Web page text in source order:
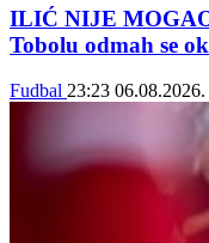
ILIĆ NIJE
Tobolu odmah se
Fudbal 23:23 06.08.2026.